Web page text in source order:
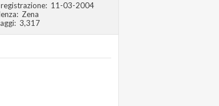
11-03-2004
Zena
3,317